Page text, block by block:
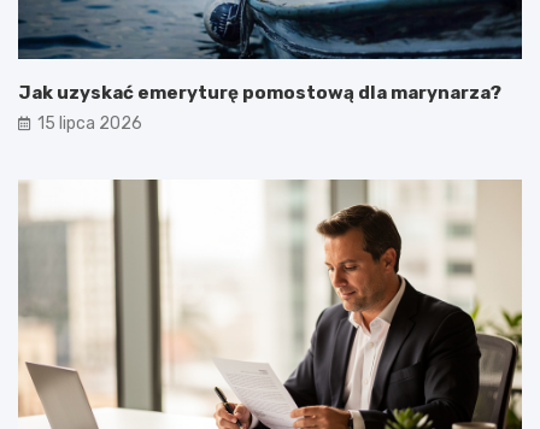
Jak uzyskać emeryturę pomostową dla marynarza?
15 lipca 2026